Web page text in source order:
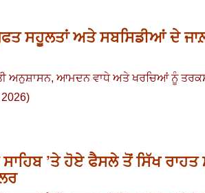
ਸਹੂਲਤਾਂ ਅਤੇ ਸਬਸਿਡੀਆਂ ਦੇ
ਅਨੁਸ਼ਾਸਨ, ਆਮਦਨ ਵਾਧੇ ਅਤੇ ਖਰਚਿਆਂ ਨੂੰ
’ਤੇ ਹੋਏ ਫੈਸਲੇ ਤੋਂ ਸਿੱਖ